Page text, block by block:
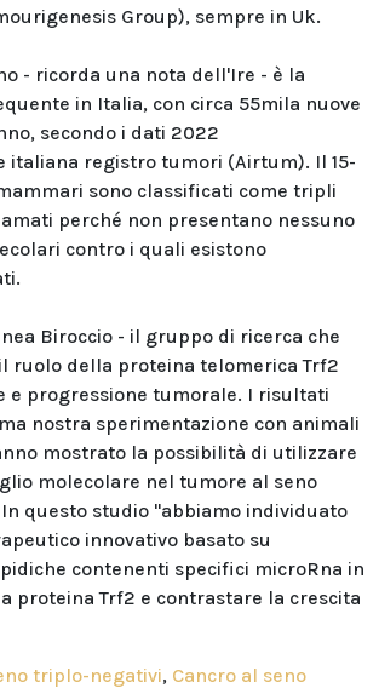
Group), sempre in Uk.
- ricorda una nota dell'Ire - è la
in Italia, con circa 55mila nuove
secondo i dati 2022
italiana registro tumori (Airtum). Il 15-
sono classificati come tripli
perché non presentano nessuno
contro i quali esistono
Biroccio - il gruppo di ricerca che
ruolo della proteina telomerica Trf2
e progressione tumorale. I risultati
nostra sperimentazione con animali
mostrato la possibilità di utilizzare
molecolare nel tumore al seno
questo studio "abbiamo individuato
innovativo basato su
contenenti specifici microRna in
proteina Trf2 e contrastare la crescita
triplo-negativi, Cancro al seno